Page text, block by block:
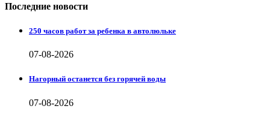
Последние новости
250 часов работ за ребенка в автолюльке
07-08-2026
Нагорный останется без горячей воды
07-08-2026